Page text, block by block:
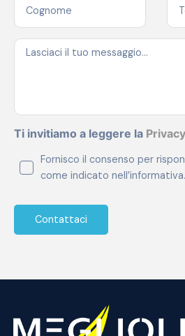
Ti invitiamo a leggere la
Fornisco il consenso per
come indicato nell’informativa.